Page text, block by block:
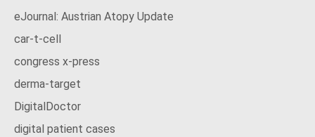
eJournal: Austrian Atopy Update
car-t-cell
congress x-press
derma-target
DigitalDoctor
digital patient cases